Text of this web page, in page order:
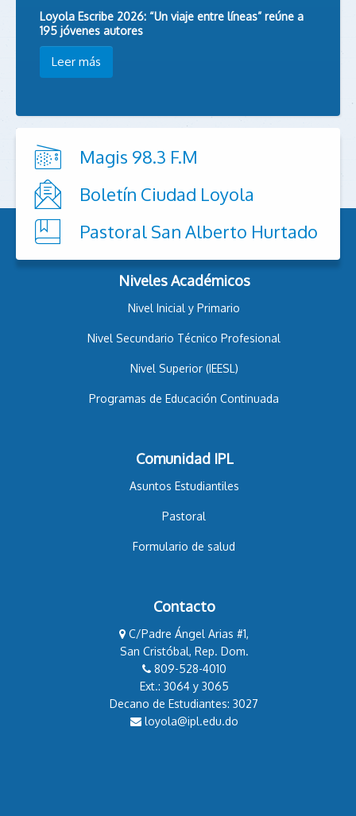
Loyola Escribe 2026: “Un viaje entre líneas” reúne a
195 jóvenes autores
Leer más
Magis 98.3 F.M
Boletín Ciudad Loyola
Pastoral San Alberto Hurtado
Niveles Académicos
Nivel Inicial y Primario
Nivel Secundario Técnico Profesional
Nivel Superior (IEESL)
Programas de Educación Continuada
Comunidad IPL
Asuntos Estudiantiles
Pastoral
Formulario de salud
Contacto
C/Padre Ángel Arias #1,
San Cristóbal, Rep. Dom.
809-528-4010
Ext.: 3064 y 3065
Decano de Estudiantes: 3027
loyola@ipl.edu.do